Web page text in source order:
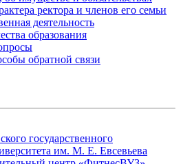
ректора и членов его семьи
деятельность
образования
обратной связи
государственного
им. М. Е. Евсевьева